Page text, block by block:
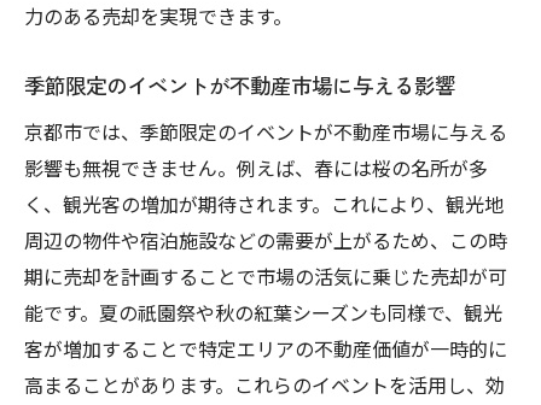
力のある売却を実現できます。
季節限定のイベントが不動産市場に与える影響
京都市では、季節限定のイベントが不動産市場に与える
影響も無視できません。例えば、春には桜の名所が多
く、観光客の増加が期待されます。これにより、観光地
周辺の物件や宿泊施設などの需要が上がるため、この時
期に売却を計画することで市場の活気に乗じた売却が可
能です。夏の祇園祭や秋の紅葉シーズンも同様で、観光
客が増加することで特定エリアの不動産価値が一時的に
高まることがあります。これらのイベントを活用し、効